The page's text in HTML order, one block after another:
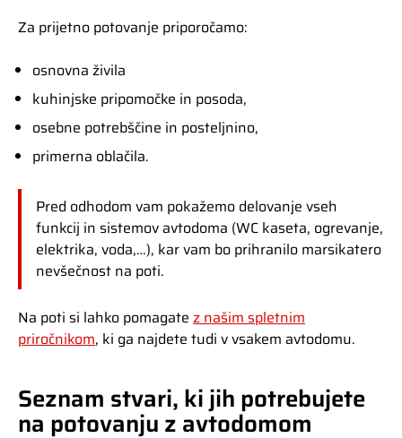
Za prijetno potovanje priporočamo:
osnovna živila
kuhinjske pripomočke in posoda,
osebne potrebščine in posteljnino,
primerna oblačila.
Pred odhodom vam pokažemo delovanje vseh
funkcij in sistemov avtodoma (WC kaseta, ogrevanje,
elektrika, voda,…), kar vam bo prihranilo marsikatero
nevšečnost na poti.
Na poti si lahko pomagate z našim spletnim
priročnikom, ki ga najdete tudi v vsakem avtodomu.
Seznam stvari, ki jih potrebujete
na potovanju z avtodomom